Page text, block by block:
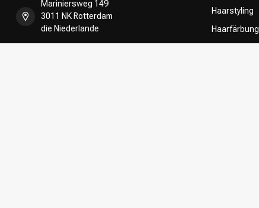
Mariniersweg 149
3011 NK Rotterdam
die Niederlande
Haarstyling
Haarfärbung